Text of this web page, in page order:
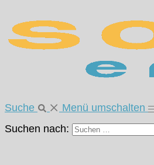
Suche
Menü umschalten
Suchen nach: